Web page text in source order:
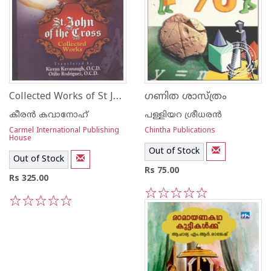
Collected Works of St John of the Cross
‌കീര‌ന്‍ കവാനോഹ്
Carmel International Publishing
House
Out of Stock
Rs 325.00
ഗണിത ശാസ്ത്രം
പള്ളിയറ ശ്രീധര‌ന്‍
Chintha Publications
Out of Stock
Rs 75.00
5
4
3
2
1